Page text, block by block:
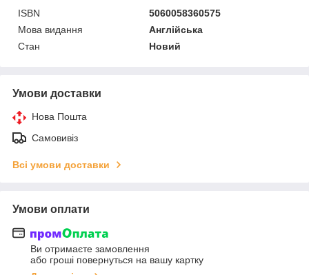
ISBN
5060058360575
Мова видання
Англійська
Стан
Новий
Умови доставки
Нова Пошта
Самовивіз
Всі умови доставки
Умови оплати
Ви отримаєте замовлення
або гроші повернуться на вашу картку